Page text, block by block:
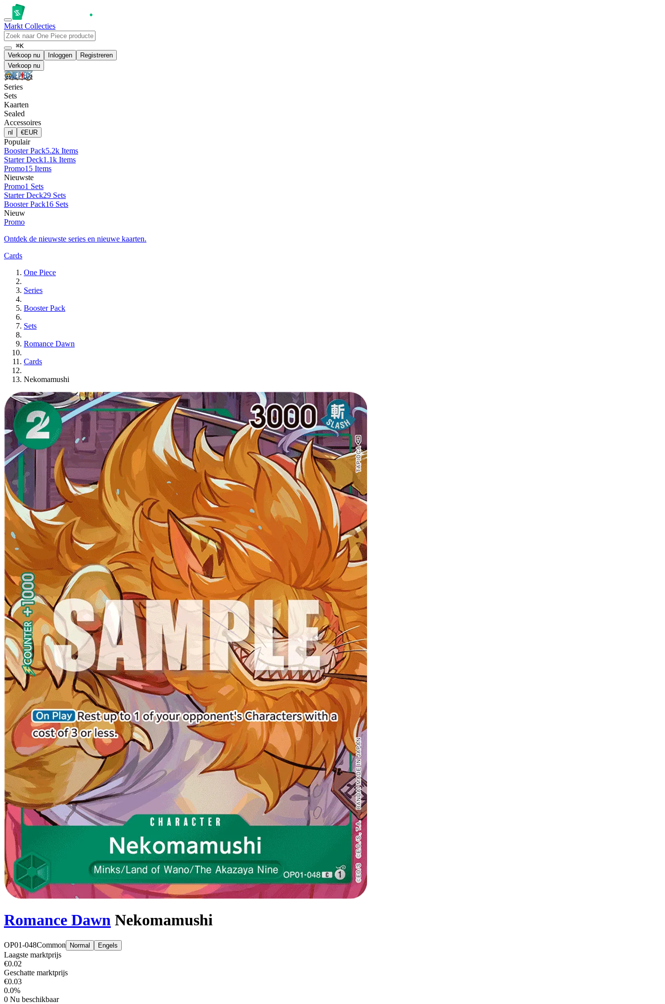
Markt Collecties
⌘K
Verkoop nu
Inloggen
Registreren
Verkoop nu
Series
Sets
Kaarten
Sealed
Accessoires
nl €EUR
Populair
Booster Pack5.2k Items
Starter Deck1.1k Items
Promo15 Items
Nieuwste
Promo1 Sets
Starter Deck29 Sets
Booster Pack16 Sets
Nieuw
Promo
Ontdek de nieuwste series en nieuwe kaarten.
Cards
One Piece
Series
Booster Pack
Sets
Romance Dawn
Cards
Nekomamushi
Romance Dawn Nekomamushi
OP01-048Common Normal Engels
Laagste marktprijs
€0.02
Geschatte marktprijs
€0.03
0.0%
0 Nu beschikbaar